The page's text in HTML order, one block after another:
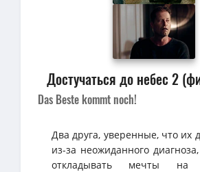
Достучаться до небес 2
Das Beste kommt noch!
Два друга, уверенные, что их
из-за неожиданного
откладывать мечты